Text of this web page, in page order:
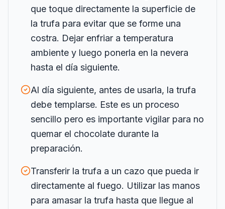
que toque directamente la superficie de
la trufa para evitar que se forme una
costra. Dejar enfriar a temperatura
ambiente y luego ponerla en la nevera
hasta el día siguiente.
Al día siguiente, antes de usarla, la trufa
debe templarse. Este es un proceso
sencillo pero es importante vigilar para no
quemar el chocolate durante la
preparación.
Transferir la trufa a un cazo que pueda ir
directamente al fuego. Utilizar las manos
para amasar la trufa hasta que llegue al